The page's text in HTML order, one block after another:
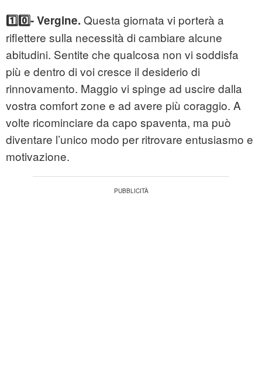
1️⃣0️⃣- Vergine. Questa giornata vi porterà a
riflettere sulla necessità di cambiare alcune
abitudini. Sentite che qualcosa non vi soddisfa
più e dentro di voi cresce il desiderio di
rinnovamento. Maggio vi spinge ad uscire dalla
vostra comfort zone e ad avere più coraggio. A
volte ricominciare da capo spaventa, ma può
diventare l’unico modo per ritrovare entusiasmo e
motivazione.